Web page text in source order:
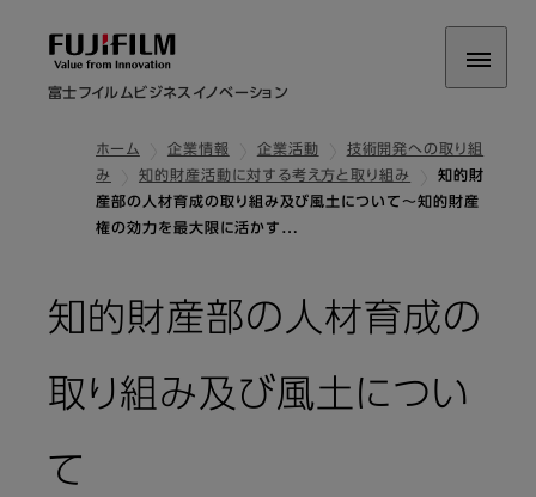
富士フイルムビジネスイノベーション
ホーム 企業情報 企業活動
技術開発への取り組
み
知的財産活動に対する考え方と取り組み
知的財
産部の人材育成の取り組み及び風土について～知的財産
権の効力を最大限に活かす…
知的財産部の人材育成の
取り組み及び風土につい
て